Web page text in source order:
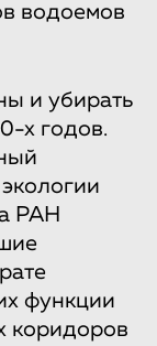
водоемов
и убирать
х годов.
РАН
функции
коридоров